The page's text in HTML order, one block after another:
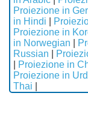
Proiezione in
in Hindi
Proiezione in
in Norwegian
Russian
Proiezione in
Proiezione in
Thai